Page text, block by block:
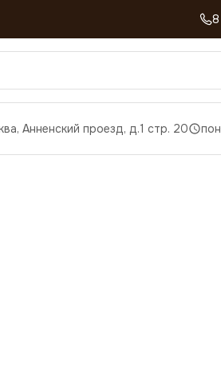
Анненский проезд, д.1 стр. 20